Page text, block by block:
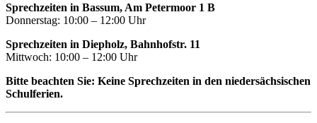
Sprechzeiten in Bassum, Am Petermoor 1 B
Donnerstag: 10:00 – 12:00 Uhr
Sprechzeiten in Diepholz, Bahnhofstr. 11
Mittwoch: 10:00 – 12:00 Uhr
Bitte beachten Sie: Keine Sprechzeiten in den niedersächsischen
Schulferien.